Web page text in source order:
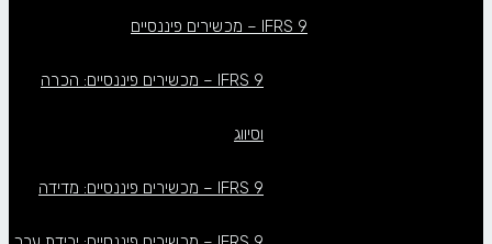
IFRS 9 – מכשירים פיננסיים
IFRS 9 – מכשירים פיננסיים: הכרה
וסיווג
IFRS 9 – מכשירים פיננסיים: מדידה